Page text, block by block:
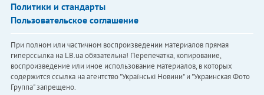
Политики и стандарты
Пользовательское соглашение
При полном или частичном воспроизведении материалов прямая
гиперссылка на LB.ua обязательна! Перепечатка, копирование,
воспроизведение или иное использование материалов, в которых
содержится ссылка на агентство "Українськi Новини" и "Украинская Фото
Группа" запрещено.